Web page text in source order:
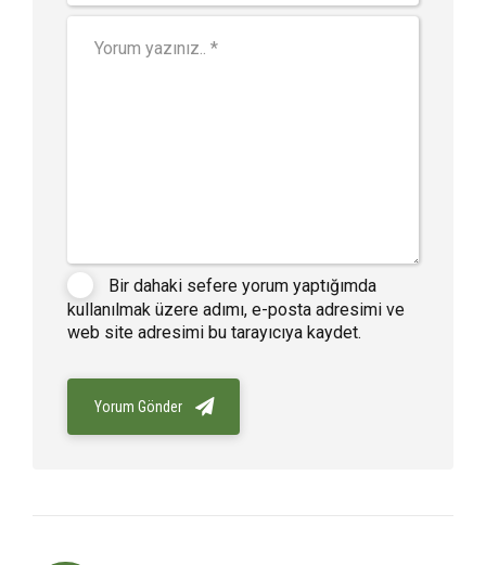
Bir dahaki sefere yorum yaptığımda
kullanılmak üzere adımı, e-posta adresimi ve
web site adresimi bu tarayıcıya kaydet.
Yorum Gönder